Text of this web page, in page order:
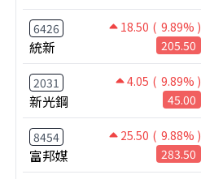
6426 18.50 ( 9.89% )
統新 205.50
2031 4.05 ( 9.89% )
新光鋼 45.00
8454 25.50 ( 9.88% )
富邦媒 283.50